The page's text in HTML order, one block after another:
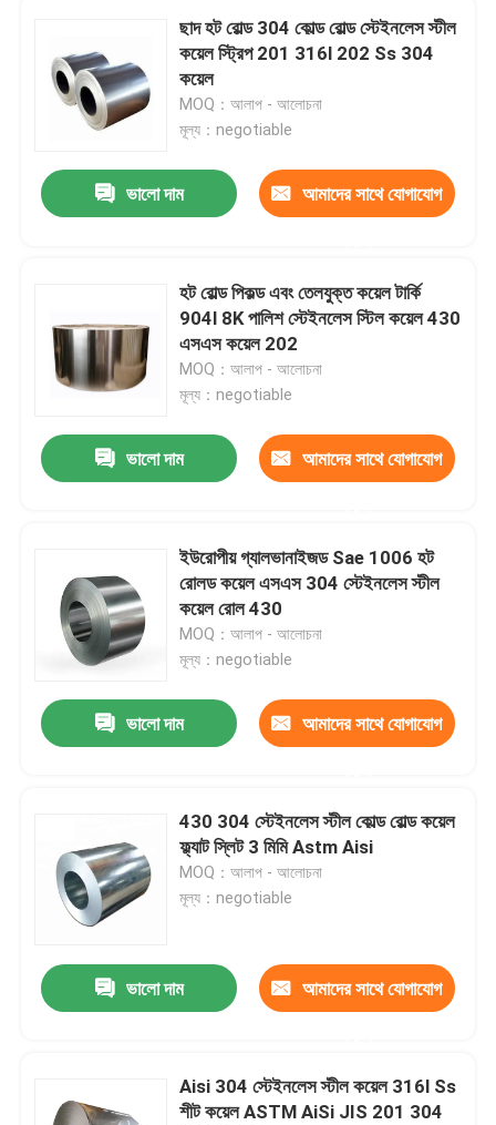
ছাদ হট রোল্ড 304 কোল্ড রোল্ড স্টেইনলেস স্টীল
কয়েল স্ট্রিপ 201 316l 202 Ss 304
কয়েল
MOQ：আলাপ - আলোচনা
মূল্য：negotiable
ভালো দাম আমাদের সাথে যোগাযোগ
হট রোল্ড পিকল্ড এবং তেলযুক্ত কয়েল টার্কি
904l 8K পালিশ স্টেইনলেস স্টিল কয়েল 430
এসএস কয়েল 202
MOQ：আলাপ - আলোচনা
মূল্য：negotiable
ভালো দাম আমাদের সাথে যোগাযোগ
ইউরোপীয় গ্যালভানাইজড Sae 1006 হট
রোলড কয়েল এসএস 304 স্টেইনলেস স্টীল
কয়েল রোল 430
MOQ：আলাপ - আলোচনা
মূল্য：negotiable
ভালো দাম আমাদের সাথে যোগাযোগ
430 304 স্টেইনলেস স্টীল কোল্ড রোল্ড কয়েল
ফ্ল্যাট স্লিট 3 মিমি Astm Aisi
MOQ：আলাপ - আলোচনা
মূল্য：negotiable
ভালো দাম আমাদের সাথে যোগাযোগ
Aisi 304 স্টেইনলেস স্টীল কয়েল 316l Ss
শীট কয়েল ASTM AiSi JIS 201 304